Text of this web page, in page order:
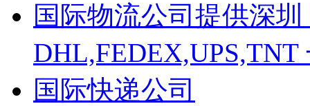
国际物流公司提供深
国际快递公司